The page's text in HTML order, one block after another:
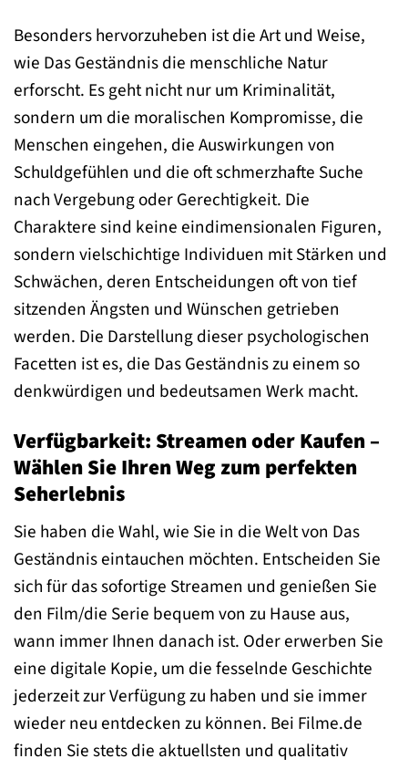
Besonders hervorzuheben ist die Art und Weise,
wie Das Geständnis die menschliche Natur
erforscht. Es geht nicht nur um Kriminalität,
sondern um die moralischen Kompromisse, die
Menschen eingehen, die Auswirkungen von
Schuldgefühlen und die oft schmerzhafte Suche
nach Vergebung oder Gerechtigkeit. Die
Charaktere sind keine eindimensionalen Figuren,
sondern vielschichtige Individuen mit Stärken und
Schwächen, deren Entscheidungen oft von tief
sitzenden Ängsten und Wünschen getrieben
werden. Die Darstellung dieser psychologischen
Facetten ist es, die Das Geständnis zu einem so
denkwürdigen und bedeutsamen Werk macht.
Verfügbarkeit: Streamen oder Kaufen –
Wählen Sie Ihren Weg zum perfekten
Seherlebnis
Sie haben die Wahl, wie Sie in die Welt von Das
Geständnis eintauchen möchten. Entscheiden Sie
sich für das sofortige Streamen und genießen Sie
den Film/die Serie bequem von zu Hause aus,
wann immer Ihnen danach ist. Oder erwerben Sie
eine digitale Kopie, um die fesselnde Geschichte
jederzeit zur Verfügung zu haben und sie immer
wieder neu entdecken zu können. Bei Filme.de
finden Sie stets die aktuellsten und qualitativ